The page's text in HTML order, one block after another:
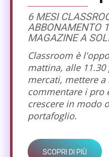
6 MESI
ABBONAMENTO
MAGAZINE A
Classroom è
mattina, alle
mercati, mettere
commentare i pro
crescere in modo
portafoglio.
SCOPRI DI PIÙ